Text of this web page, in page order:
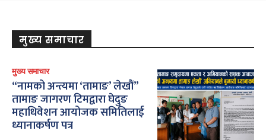
मुख्य समाचार
मुख्य समाचार
“नामको अन्त्यमा ‘तामाङ’ लेखौं”
तामाङ जागरण टिमद्वारा घेदुङ
महाधिवेशन आयोजक समितिलाई
ध्यानाकर्षण पत्र